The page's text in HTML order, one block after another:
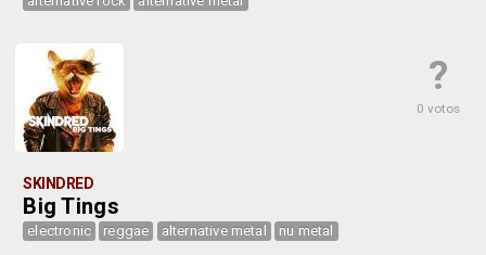
?
0 votos
SKINDRED
Big Tings
electronic reggae alternative metal nu metal